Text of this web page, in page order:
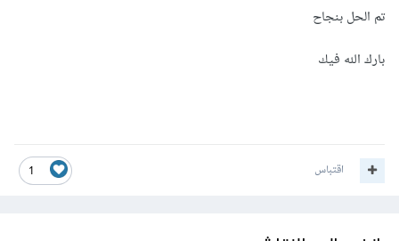
تم الحل بنجاح
بارك الله فيك
1 اقتباس